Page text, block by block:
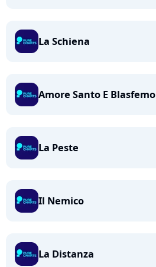
La Schiena
Amore Santo E Blasfemo
La Peste
Il Nemico
La Distanza